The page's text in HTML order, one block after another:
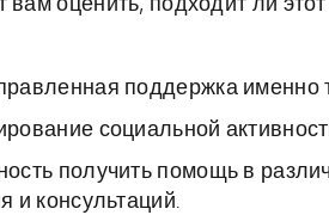
вам оценить, подходит ли
поддержка именно
социальной
получить помощь в
и консультаций.